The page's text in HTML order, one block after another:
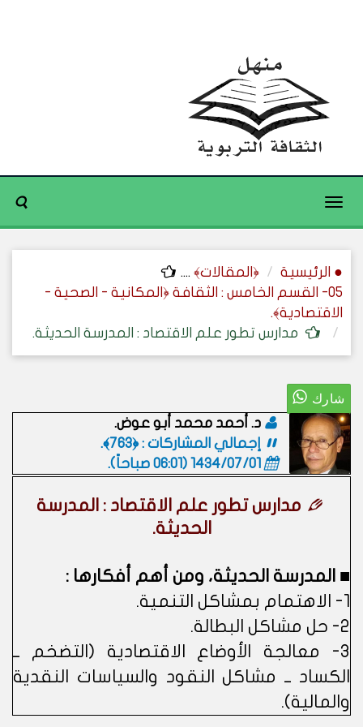
Toggle
● الرئيسية ﴿المقالات﴾ ....
05- القسم الخامس : الثقافة ﴿المكانية - الصحية -
الاقتصادية﴾.
مدارس تطور علم الاقتصاد : المدرسة الحديثة.
د. أحمد محمد أبو عوض.
إجمالي المشاركات : ﴿763﴾.
1434/07/01 (06:01 صباحاً)
.
مدارس تطور علم الاقتصاد : المدرسة
الحديثة.
■ المدرسة الحديثة، ومن أهم أفكارها :
1- الاهتمام بمشاكل التنمية.
2- حل مشاكل البطالة.
3- معالجة الأوضاع الاقتصادية (التضخم ــ
الكساد ــ مشاكل النقود والسياسات النقدية
والمالية).